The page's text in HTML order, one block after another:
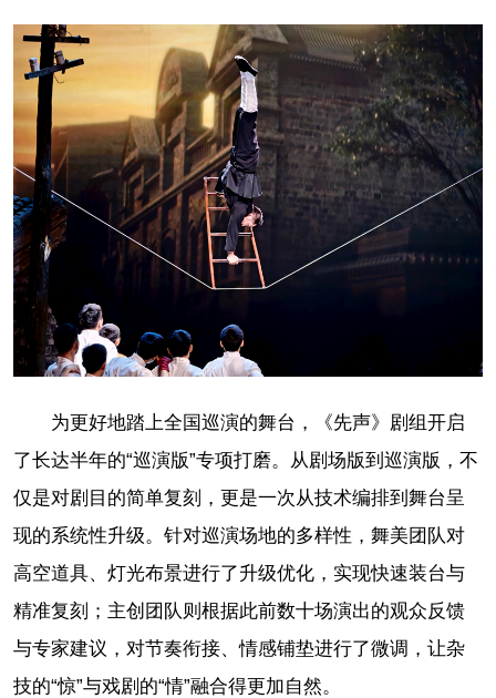
为更好地踏上全国巡演的舞台，《先声》剧组开启
了长达半年的“巡演版”专项打磨。从剧场版到巡演版，不
仅是对剧目的简单复刻，更是一次从技术编排到舞台呈
现的系统性升级。针对巡演场地的多样性，舞美团队对
高空道具、灯光布景进行了升级优化，实现快速装台与
精准复刻；主创团队则根据此前数十场演出的观众反馈
与专家建议，对节奏衔接、情感铺垫进行了微调，让杂
技的“惊”与戏剧的“情”融合得更加自然。